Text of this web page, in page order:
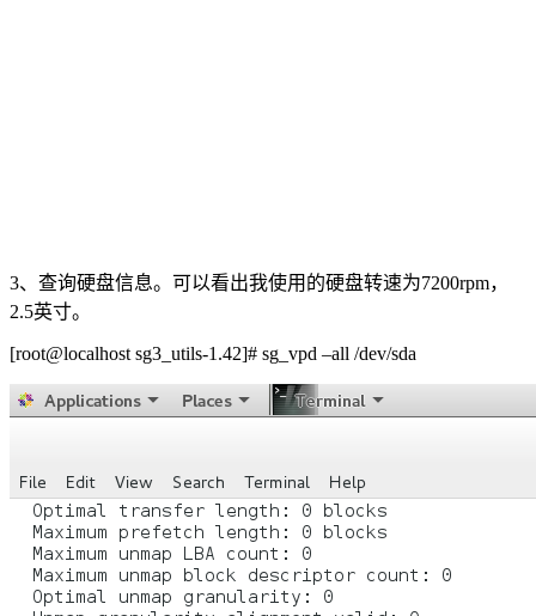
3、查询硬盘信息。可以看出我使用的硬盘转速为7200rpm，
2.5英寸。
[root@localhost sg3_utils-1.42]# sg_vpd –all /dev/sda